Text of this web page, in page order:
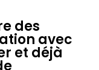
des
avec
et déjà